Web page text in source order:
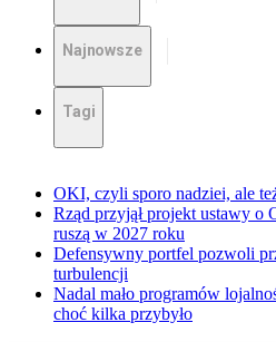
Najnowsze
Tagi
OKI, czyli sporo nadziei, ale
Rząd przyjął projekt ustawy
ruszą w 2027 roku
Defensywny portfel pozwoli
turbulencji
Nadal mało programów
choć kilka przybyło